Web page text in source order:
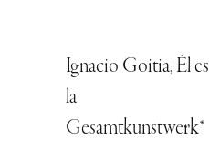
Ignacio Goitia, Él es
la
Gesamtkunstwerk*